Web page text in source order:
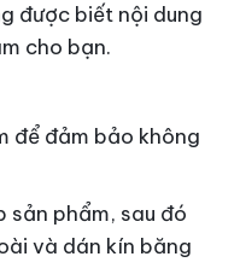
được biết nội dung
cho bạn.
để đảm bảo không
phẩm, sau đó
và dán kín băng